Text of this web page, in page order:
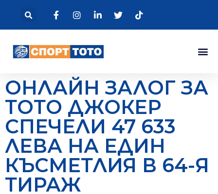
ОНЛАЙН ЗАЛОГ ЗА
ТОТО ДЖОКЕР
СПЕЧЕЛИ 47 633
ЛЕВА НА ЕДИН
КЪСМЕТЛИЯ В 64-Я
ТИРАЖ